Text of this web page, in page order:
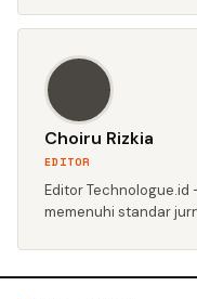
Choiru Rizkia
EDITOR
Editor
memenuhi standar